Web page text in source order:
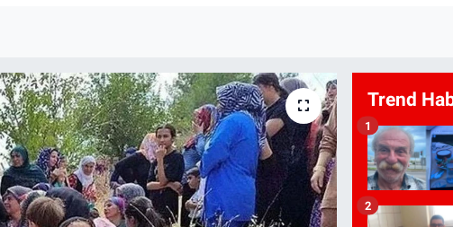
Trend
1
2